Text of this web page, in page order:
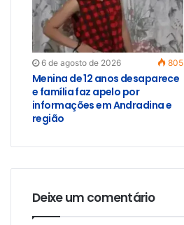
6 de agosto de 2026 805
Menina de 12 anos desaparece
e família faz apelo por
informações em Andradina e
região
Deixe um comentário